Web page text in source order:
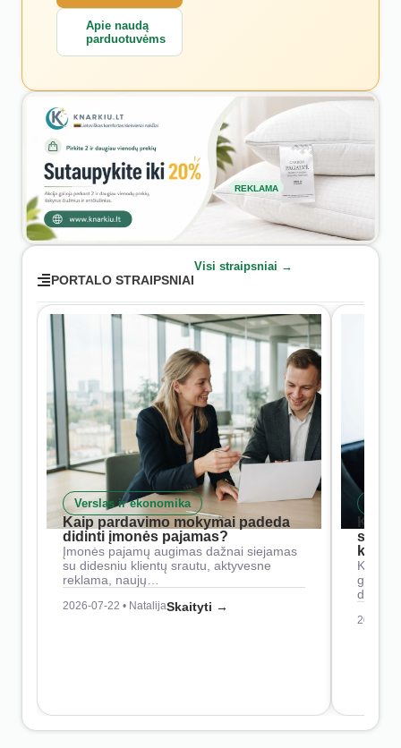
Apie naudą
parduotuvėms
REKLAMA
PORTALO STRAIPSNIAI
Visi straipsniai →
Verslas ir ekonomika
Kaip pardavimo mokymai padeda
didinti įmonės pajamas?
Įmonės pajamų augimas dažnai siejamas
su didesniu klientų srautu, aktyvesne
reklama, naujų…
2026-07-22 • NatalijaSkaityti →
Kaip
2026-